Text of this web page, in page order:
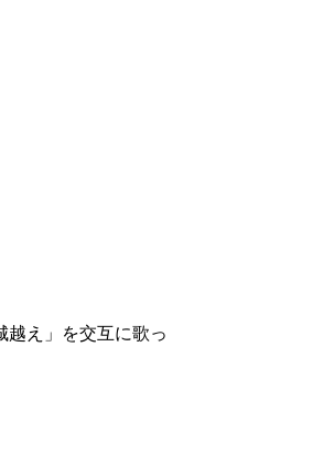
越え」を交互に歌っ